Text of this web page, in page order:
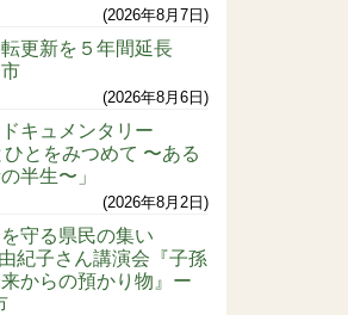
2026年8月7日
更新を５年間延長
2026年8月6日
ドキュメンタリー
とをみつめて 〜ある
半生〜」
2026年8月2日
守る県民の集い
紀子さん講演会『子孫
からの預かり物』ー